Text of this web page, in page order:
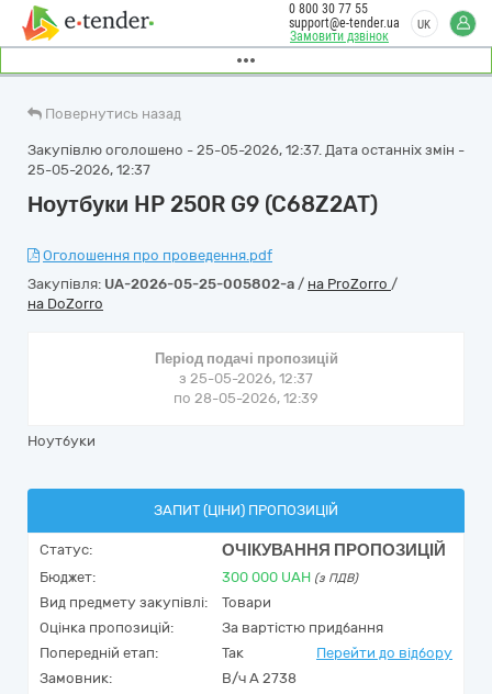
Замовити дзвінок
0 800 30 77 55
support@e-tender.ua
UK
Повернутись назад
Закупівлю оголошено - 25-05-2026, 12:37. Дата останніх змін -
25-05-2026, 12:37
Ноутбуки HP 250R G9 (C68Z2AT)
Оголошення про проведення.pdf
Закупівля: UA-2026-05-25-005802-a / на ProZorro /
на DoZorro
Період подачі пропозицій
з 25-05-2026, 12:37
по 28-05-2026, 12:39
Ноутбуки
ЗАПИТ (ЦІНИ) ПРОПОЗИЦІЙ
Статус: ОЧІКУВАННЯ ПРОПОЗИЦІЙ
Бюджет: 300 000 UAH (з ПДВ)
Вид предмету закупівлі:
Товари
Оцінка пропозицій:
За вартістю придбання
Попередній етап:
Так
Перейти до відбору
Замовник:
В/ч А 2738